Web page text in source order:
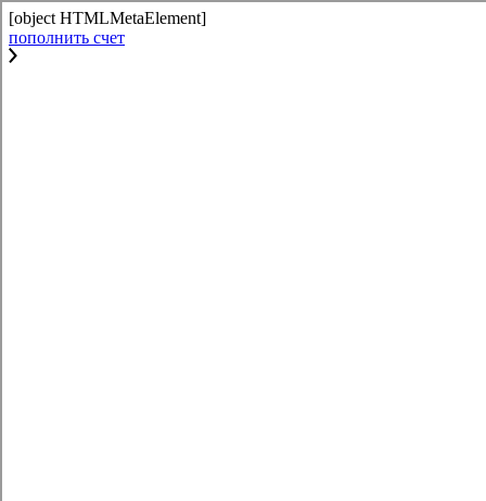
[object HTMLMetaElement]
пополнить счет